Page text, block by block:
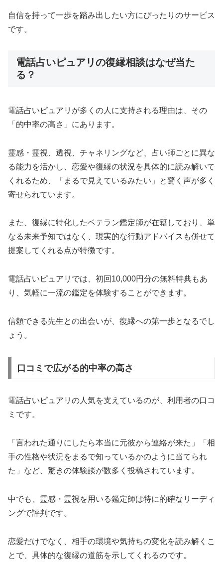
自信を持って一歩を踏み出したい方にぴったりのサービス
です。
電話占いピュアリの復縁相談はなぜ当た
る？
電話占いピュアリが多くの人に支持される理由は、その
「的中率の高さ」にあります。
霊感・霊視、透視、チャネリングなど、占い師ごとに異な
る能力を活かし、恋愛や復縁の状況を具体的に読み解いて
くれるため、「まるで見えているみたい」と驚く声が多く
寄せられています。
また、復縁に特化したベテラン鑑定師が在籍しており、単
なる未来予知ではなく、現実的な行動アドバイスも併せて
提案してくれる点が特徴です。
電話占いピュアリでは、初回10,000円分の無料特典もあ
り、気軽に一流の鑑定を体験することができます。
信頼できる先生との出会いが、復縁への第一歩となるでし
ょう。
口コミで広がる的中率の高さ
電話占いピュアリの人気を支えているのが、利用者の口コ
ミです。
「言われた通りにしたら本当に元彼から連絡が来た」「相
手の性格や状況をまるで知っているかのように当てられ
た」など、驚きの体験談が数多く投稿されています。
中でも、霊感・霊視を用いる鑑定師は特に的確なリーディ
ングで評判です。
恋愛だけでなく、相手の環境や気持ちの変化を読み解くこ
とで、具体的な復縁の道筋を示してくれるのです。